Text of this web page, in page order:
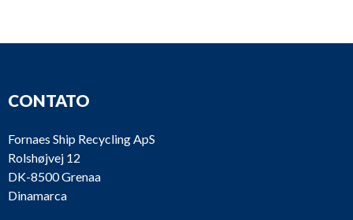
CONTATO
Fornaes Ship Recycling ApS
Rolshøjvej 12
DK-8500 Grenaa
Dinamarca